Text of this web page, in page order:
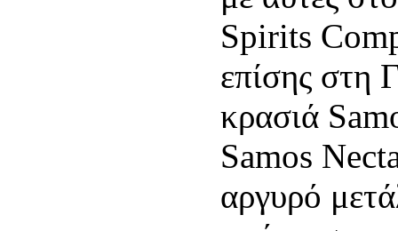
Spirits
επίσης στη
κρασιά
Samos
αργυρό